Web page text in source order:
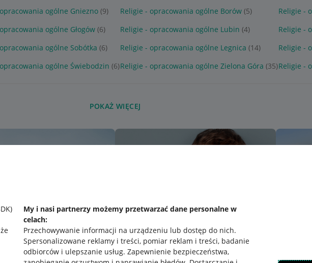
My i nasi partnerzy możemy przetwarzać dane personalne w
celach:
Przechowywanie informacji na urządzeniu lub dostęp do nich.
Spersonalizowane reklamy i treści, pomiar reklam i treści, badanie
odbiorców i ulepszanie usług. Zapewnienie bezpieczeństwa,
ogólne Gniezno (9) Religie - opracowania ogólne Borów (5) Religie -
ogólne Głogów (6) Religie - opracowania ogólne Lubin (4) Religie -
ogólne Sobótka (6) Religie - opracowania ogólne Legnica (14) Religie -
ogólne Świebodzin (6)Religie - opracowania ogólne Zielona Góra (35)Religie -
POKAŻ WIĘCEJ